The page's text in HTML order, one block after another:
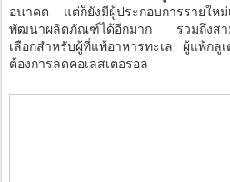
อนาคต แต่ก็ยังมีผู้ประกอบการรายให
พัฒนาผลิตภัณฑ์ได้อีกมาก รวมถึงสาม
เลือกสำหรับผู้ที่แพ้อาหารทะเล ผู้แพ้ก
ต้องการลดคอเลสเตอรอล